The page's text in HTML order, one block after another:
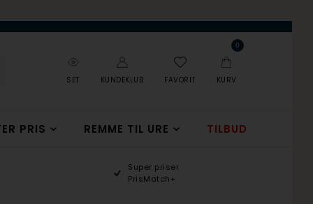
SET KUNDEKLUB FAVORIT
0
KURV
PRIS REMME TIL URE TILBUD
Super priser
PrisMatch+